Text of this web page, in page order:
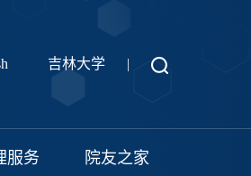
吉林大学 |
服务 院友之家